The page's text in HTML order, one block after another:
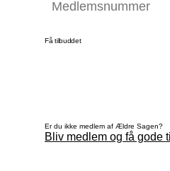
Få tilbuddet
Er du ikke medlem af Ældre Sagen?
Bliv medlem og få gode